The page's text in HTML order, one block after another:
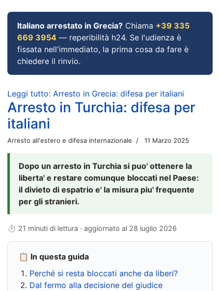
Italiano arrestato in Grecia? Chiama +39 335
669 3954 — reperibilità h24. Se l'udienza è
fissata nell'immediato, la prima cosa da fare è
chiedere il rinvio.
Leggi tutto: Arresto in Grecia: difesa per italiani
Arresto in Turchia: difesa per
italiani
Arresto all'estero e difesa internazionale 11 Marzo 2025
Dopo un arresto in Turchia si puo' ottenere la
liberta' e restare comunque bloccati nel Paese:
il divieto di espatrio e' la misura piu' frequente
per gli stranieri.
⏱ 21 minuti di lettura · aggiornato al 28 luglio 2026
📋 In questa guida
Perché si resta bloccati anche da liberi?
Dal fermo alla decisione del giudice